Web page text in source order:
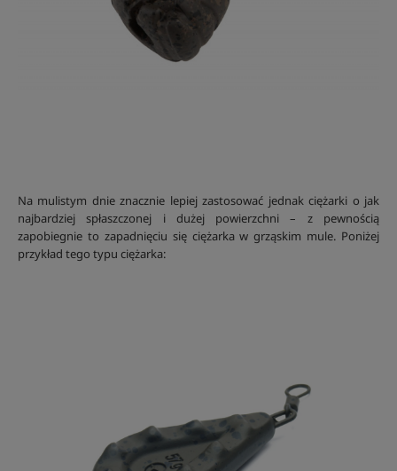
Na mulistym dnie znacznie lepiej zastosować jednak ciężarki o jak
najbardziej spłaszczonej i dużej powierzchni – z pewnością
zapobiegnie to zapadnięciu się ciężarka w grząskim mule. Poniżej
przykład tego typu ciężarka: